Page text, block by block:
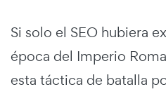
Si solo el SEO hubiera
época del Imperio
esta táctica de batalla